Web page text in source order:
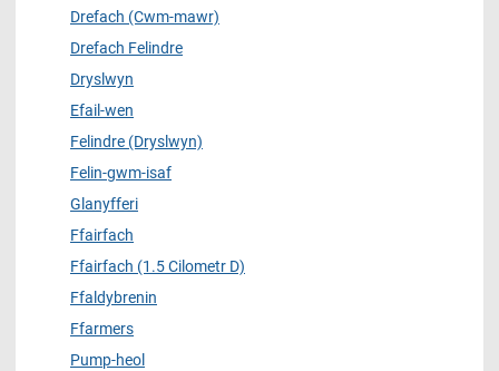
Drefach (Cwm-mawr)
Drefach Felindre
Dryslwyn
Efail-wen
Felindre (Dryslwyn)
Felin-gwm-isaf
Glanyfferi
Ffairfach
Ffairfach (1.5 Cilometr D)
Ffaldybrenin
Ffarmers
Pump-heol